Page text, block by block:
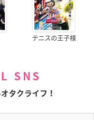
テニスの王子様
SNS
タクライフ！